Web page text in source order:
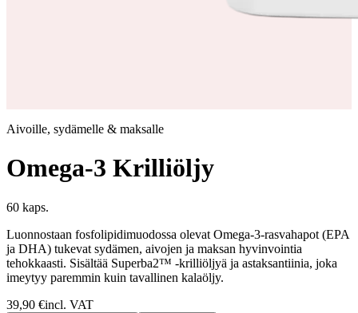
Aivoille, sydämelle & maksalle
Omega-3 Krilliöljy
60 kaps.
Luonnostaan fosfolipidimuodossa olevat Omega-3-rasvahapot (EPA
ja DHA) tukevat sydämen, aivojen ja maksan hyvinvointia
tehokkaasti. Sisältää Superba2™ -krilliöljyä ja astaksantiinia, joka
imeytyy paremmin kuin tavallinen kalaöljy.
39,90 €incl. VAT